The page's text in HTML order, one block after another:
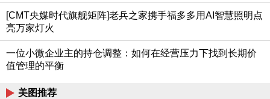
[CMT央媒时代旗舰矩阵]老兵之家携手福多多用AI智慧照明点
亮万家灯火
一位小微企业主的持仓调整：如何在经营压力下找到长期价
值管理的平衡
美图推荐